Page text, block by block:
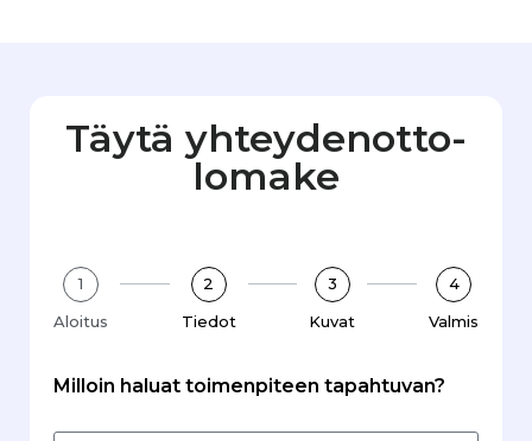
Täytä yhteydenotto­
lomake
1
Aloitus
2
Tiedot
3
Kuvat
4
Valmis
Milloin haluat toimenpiteen tapahtuvan?